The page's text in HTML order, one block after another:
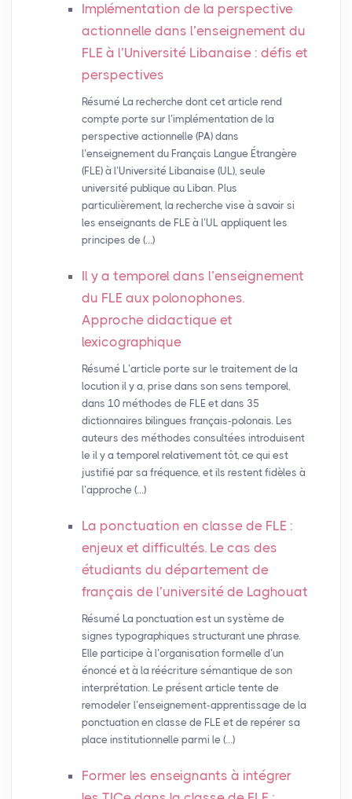
Implémentation de la perspective
actionnelle dans l’enseignement du
FLE à l’Université Libanaise : défis et
perspectives
Résumé La recherche dont cet article rend
compte porte sur l’implémentation de la
perspective actionnelle (PA) dans
l’enseignement du Français Langue Étrangère
(FLE) à l’Université Libanaise (UL), seule
université publique au Liban. Plus
particulièrement, la recherche vise à savoir si
les enseignants de FLE à l’UL appliquent les
principes de (…)
Il y a temporel dans l’enseignement
du FLE aux polonophones.
Approche didactique et
lexicographique
Résumé L’article porte sur le traitement de la
locution il y a, prise dans son sens temporel,
dans 10 méthodes de FLE et dans 35
dictionnaires bilingues français-polonais. Les
auteurs des méthodes consultées introduisent
le il y a temporel relativement tôt, ce qui est
justifié par sa fréquence, et ils restent fidèles à
l’approche (…)
La ponctuation en classe de FLE :
enjeux et difficultés. Le cas des
étudiants du département de
français de l’université de Laghouat
Résumé La ponctuation est un système de
signes typographiques structurant une phrase.
Elle participe à l’organisation formelle d’un
énoncé et à la réécriture sémantique de son
interprétation. Le présent article tente de
remodeler l’enseignement-apprentissage de la
ponctuation en classe de FLE et de repérer sa
place institutionnelle parmi le (…)
Former les enseignants à intégrer